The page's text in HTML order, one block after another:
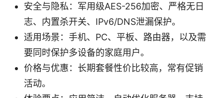
安全与隐私：军用级AES-256加密、严格无日
志、内置杀开关、IPv6/DNS泄漏保护。
适用场景：手机、PC、平板、路由器，以及需
要同时保护多设备的家庭用户。
价格与优惠：长期套餐性价比较高，常有促销
活动。